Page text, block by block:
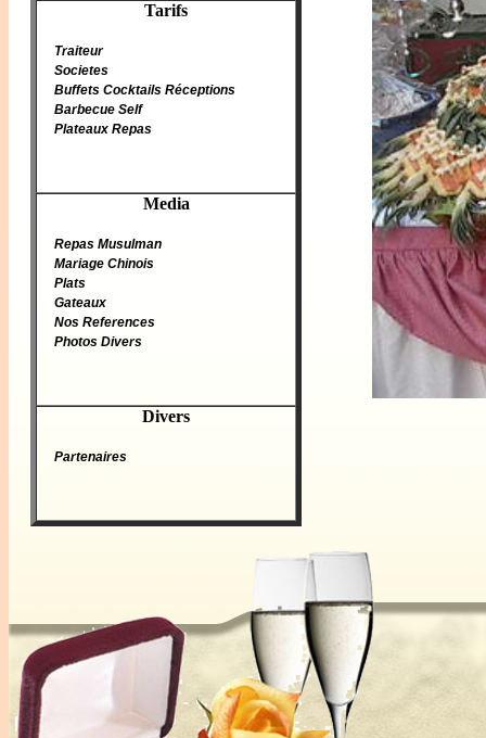
Tarifs
Traiteur
Societes
Buffets Cocktails Réceptions
Barbecue Self
Plateaux Repas
Media
Repas Musulman
Mariage Chinois
Plats
Gateaux
Nos References
Photos Divers
Divers
Partenaires